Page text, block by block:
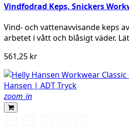
Vindfodrad Keps, Snickers
Vind- och vattenavvisande keps
arbetet i vått och blåsigt väder.
561,25 kr
zoom_in